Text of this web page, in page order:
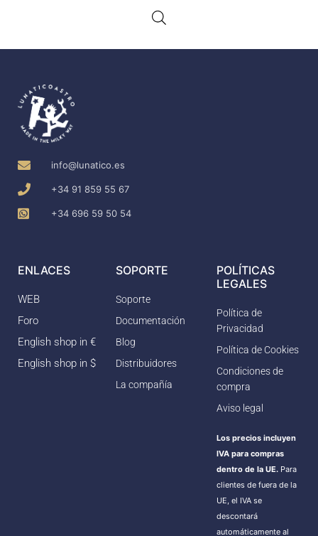
info@lunatico.es
+34 91 859 55 67
+34 696 59 50 54
ENLACES
WEB
Foro
English shop in €
English shop in $
SOPORTE
Soporte
Documentación
Blog
Distribuidores
La compañía
POLÍTICAS
LEGALES
Política de
Privacidad
Política de Cookies
Condiciones de
compra
Aviso legal
Los precios incluyen
IVA para compras
dentro de la UE. Para
clientes de fuera de la
UE, el IVA se
descontará
automáticamente al